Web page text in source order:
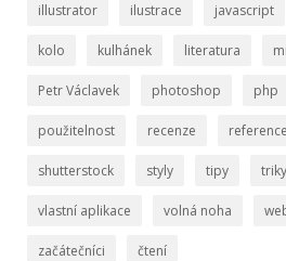
illustrator ilustrace javascript
kolo kulhánek literatura
Petr Václavek photoshop php
použitelnost recenze reference
shutterstock styly tipy triky
vlastní aplikace volná noha
začátečníci čtení